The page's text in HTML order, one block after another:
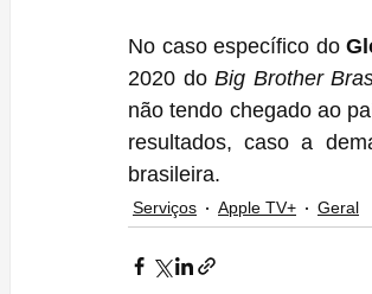
No caso específico do
2020 do Big Brother
não tendo chegado ao
resultados, caso a
brasileira.
Serviços Apple TV+ Geral